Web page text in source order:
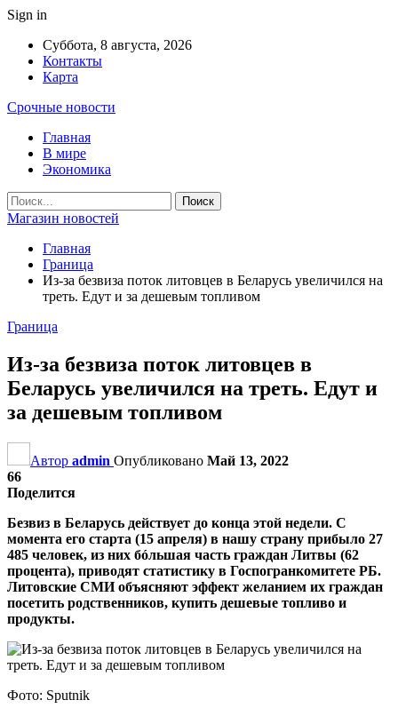
Sign in
Суббота, 8 августа, 2026
Контакты
Карта
Срочные новости
Главная
В мире
Экономика
Магазин новостей
Главная
Граница
Из-за безвиза поток литовцев в Беларусь увеличился на
треть. Едут и за дешевым топливом
Граница
Из-за безвиза поток литовцев в
Беларусь увеличился на треть. Едут и
за дешевым топливом
Автор admin Опубликовано Май 13, 2022
66
Поделится
Безвиз в Беларусь действует до конца этой недели. С
момента его старта (15 апреля) в нашу страну прибыло 27
485 человек, из них бóльшая часть граждан Литвы (62
процента), приводят статистику в Госпогранкомитете РБ.
Литовские СМИ объясняют эффект желанием их граждан
посетить родственников, купить дешевые топливо и
продукты.
Фото: Sputnik